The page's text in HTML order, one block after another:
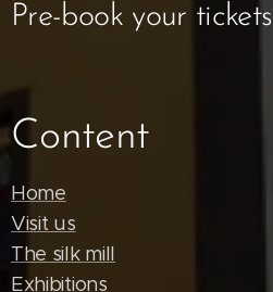
Pre-book your tickets
Content
Home
Visit us
The silk mill
Exhibitions